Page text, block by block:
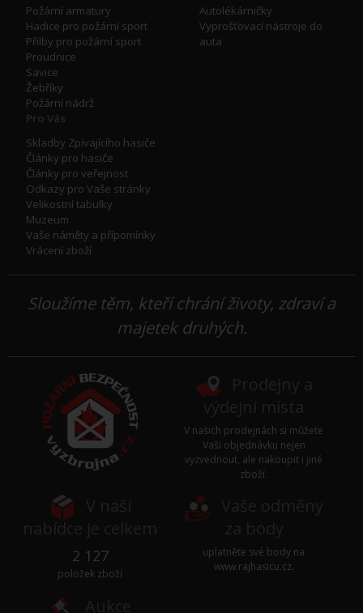
Požární armatury
Hadice pro požární sport
Přilby pro požární sport
Proudnice
Savice
Žebříky
Požární nádrž
Autolékárničky
Vyprošťovací nástroje do
auta
Pro Vás
Skladby Zpívajícího hasiče
Články pro hasiče
Články pro veřejnost
Odkazy pro Vaše stránky
Velikostní tabulky
Muzeum
Vaše náměty a přípomínky
Vrácení zboží
Sloužíme těm, kteří chrání životy, zdraví a
majetek druhých.
V našich prodejnách si můžete
Vaši objednávku nejen
vyzvednout, ale nakoupit i jiné
zboží.
2 127
položek zboží
uplatněte své body na
www.rajhasicu.cz.